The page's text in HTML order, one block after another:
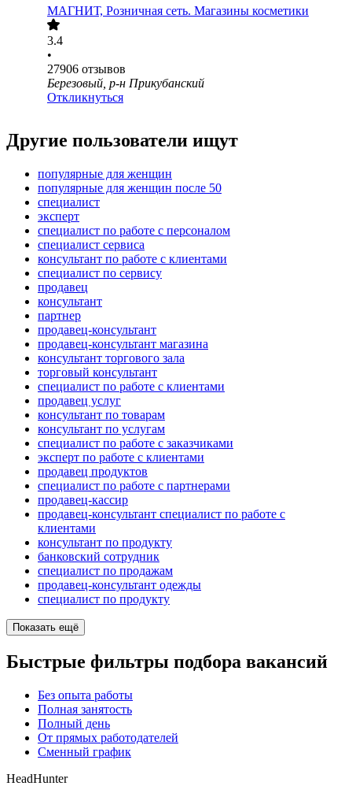
МАГНИТ, Розничная сеть. Магазины косметики
3.4
•
27906 отзывов
Березовый, р-н Прикубанский
Откликнуться
Другие пользователи ищут
популярные для женщин
популярные для женщин после 50
специалист
эксперт
специалист по работе с персоналом
специалист сервиса
консультант по работе с клиентами
специалист по сервису
продавец
консультант
партнер
продавец-консультант
продавец-консультант магазина
консультант торгового зала
торговый консультант
специалист по работе с клиентами
продавец услуг
консультант по товарам
консультант по услугам
специалист по работе с заказчиками
эксперт по работе с клиентами
продавец продуктов
специалист по работе с партнерами
продавец-кассир
продавец-консультант специалист по работе с
клиентами
консультант по продукту
банковский сотрудник
специалист по продажам
продавец-консультант одежды
специалист по продукту
Показать ещё
Быстрые фильтры подбора вакансий
Без опыта работы
Полная занятость
Полный день
От прямых работодателей
Сменный график
HeadHunter